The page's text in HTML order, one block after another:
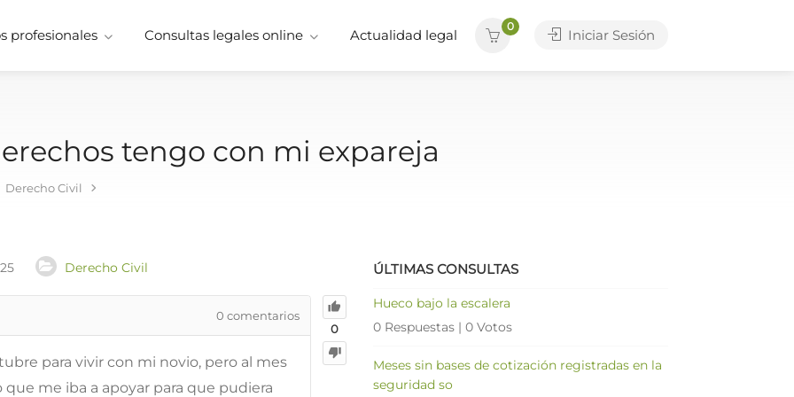
profesionales Consultas legales online Actualidad legal
0
Iniciar Sesión
tengo con mi expareja
Derecho Civil
Derecho Civil
0
0 comentarios
para vivir con mi novio, pero al mes
me iba a apoyar para que pudiera
ÚLTIMAS CONSULTAS
Hueco bajo la escalera
0 Respuestas | 0 Votos
Meses sin bases de cotización registradas en la
seguridad so